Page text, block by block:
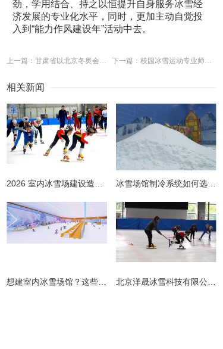
劲，学用结合、持之以恒提升自身服务冰雪经
济发展的专业化水平，同时，更加主动自觉投
入到“能力作风建设年”活动中去。
下一篇：校园冰雪运动专业师资太少
相关新闻
冰雪场馆制冷系统如何选择更节能？从设计到运维的全链路节能指南
​想建室内冰雪场馆？这些避坑指南请收好！ 北京洋晟冰雪科技有限公司扎根首都北京，是国内领先的室内冰雪场馆建设一站式服务商。